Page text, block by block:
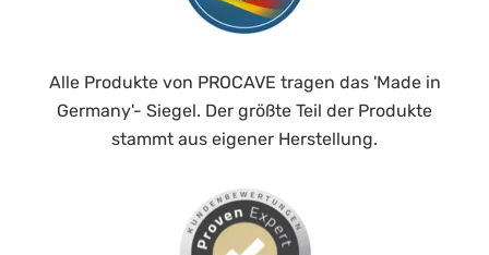
Alle Produkte von PROCAVE tragen das 'Made in
Germany'- Siegel. Der größte Teil der Produkte
stammt aus eigener Herstellung.